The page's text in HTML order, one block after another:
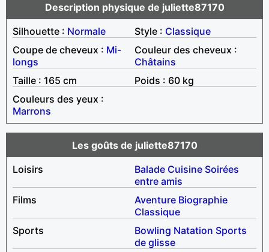
Description physique de juliette87170
Silhouette : Normale Style : Classique
Coupe de cheveux : Mi-
longs
Couleur des cheveux :
Châtains
Taille : 165 cm
Poids : 60 kg
Couleurs des yeux :
Marrons
Les goûts de juliette87170
Loisirs
Balade Cuisine Soirées
entre amis
Films
Aventure Biographie
Classique
Sports
Bowling Natation Sports
de glisse